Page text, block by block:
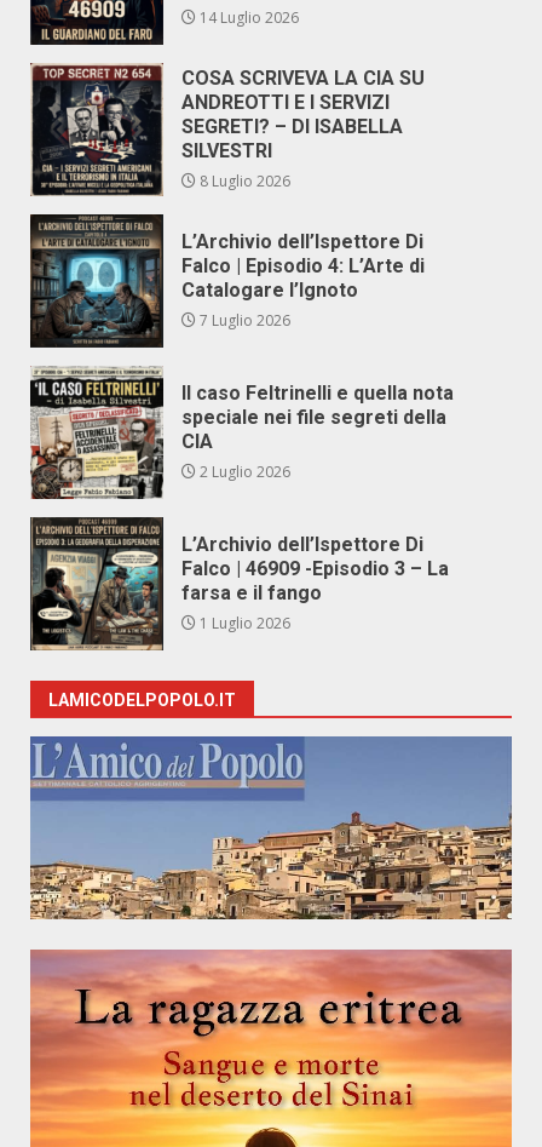
14 Luglio 2026
COSA SCRIVEVA LA CIA SU
ANDREOTTI E I SERVIZI
SEGRETI? – DI ISABELLA
SILVESTRI
8 Luglio 2026
L’Archivio dell’Ispettore Di
Falco | Episodio 4: L’Arte di
Catalogare l’Ignoto
7 Luglio 2026
Il caso Feltrinelli e quella nota
speciale nei file segreti della
CIA
2 Luglio 2026
L’Archivio dell’Ispettore Di
Falco | 46909 -Episodio 3 – La
farsa e il fango
1 Luglio 2026
LAMICODELPOPOLO.IT